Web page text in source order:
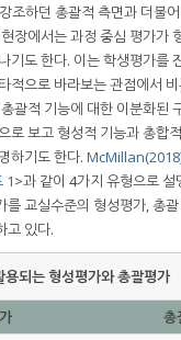
조하던 총괄적 측면과 더불
장에서는 과정 중심 평가가
기도 한다. 이는 학생평가를
적으로 바라보는 관점에서
괄적 기능에 대한 이분화된
로 보고 형성적 기능과 총합
하기도 한다.
1>과 같이 4가지 유형으로
를 교실수준의 형성평가, 총
고 있다.
용되는 형성평가와 총괄평가
총